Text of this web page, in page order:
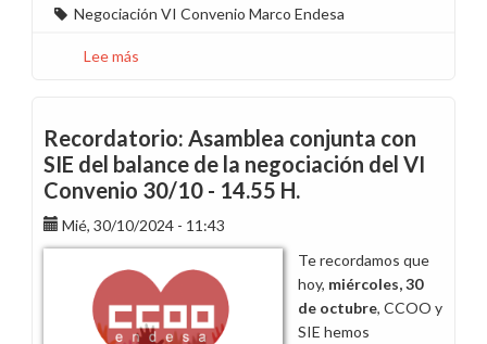
Negociación VI Convenio Marco Endesa
Lee más
VI
Convenio
Recordatorio: Asamblea conjunta con
SIE del balance de la negociación del VI
Convenio 30/10 - 14.55 H.
Mié, 30/10/2024 - 11:43
Te recordamos que
hoy, miércoles, 30
de octubre, CCOO y
SIE hemos